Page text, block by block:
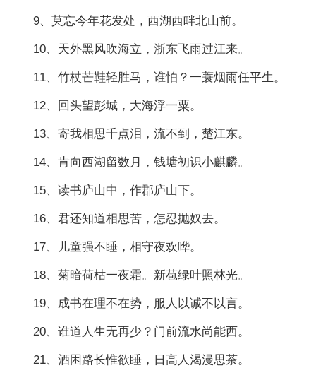
9、莫忘今年花发处，西湖西畔北山前。
10、天外黑风吹海立，浙东飞雨过江来。
11、竹杖芒鞋轻胜马，谁怕？一蓑烟雨任平生。
12、回头望彭城，大海浮一粟。
13、寄我相思千点泪，流不到，楚江东。
14、肯向西湖留数月，钱塘初识小麒麟。
15、读书庐山中，作郡庐山下。
16、君还知道相思苦，怎忍抛奴去。
17、儿童强不睡，相守夜欢哗。
18、菊暗荷枯一夜霜。新苞绿叶照林光。
19、成书在理不在势，服人以诚不以言。
20、谁道人生无再少？门前流水尚能西。
21、酒困路长惟欲睡，日高人渴漫思茶。